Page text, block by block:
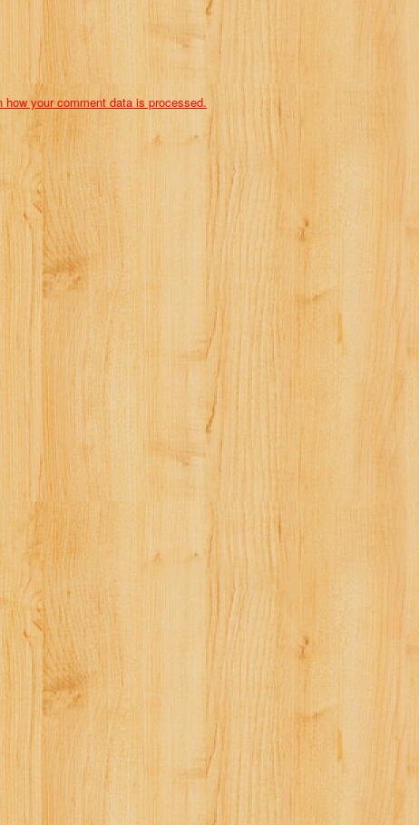
how your comment data is processed.